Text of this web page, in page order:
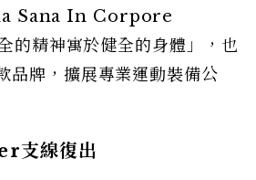
Sana In Corpore
的精神寓於健全的身體」，也
品牌，擴展專業運動裝備公
線復出